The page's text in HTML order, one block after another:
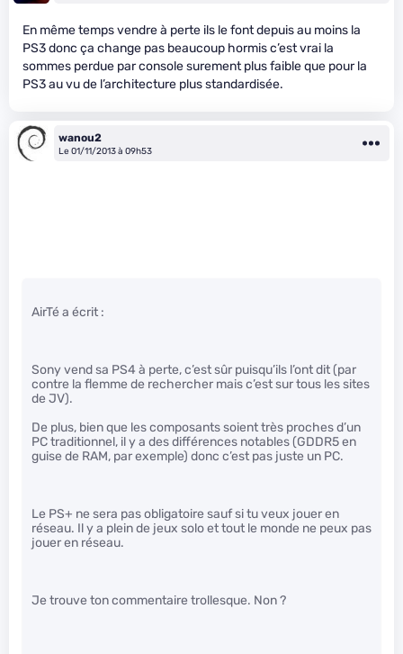
En même temps vendre à perte ils le font depuis au moins la
PS3 donc ça change pas beaucoup hormis c’est vrai la
sommes perdue par console surement plus faible que pour la
PS3 au vu de l’architecture plus standardisée.
wanou2
Le 01/11/2013 à 09h53
AirTé a écrit :
Sony vend sa PS4 à perte, c’est sûr puisqu’ils l’ont dit (par
contre la flemme de rechercher mais c’est sur tous les sites
de JV).
De plus, bien que les composants soient très proches d’un
PC traditionnel, il y a des différences notables (GDDR5 en
guise de RAM, par exemple) donc c’est pas juste un PC.
Le PS+ ne sera pas obligatoire sauf si tu veux jouer en
réseau. Il y a plein de jeux solo et tout le monde ne peux pas
jouer en réseau.
Je trouve ton commentaire trollesque. Non ?